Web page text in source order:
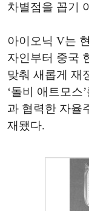
차별점을 꼽기
아이오닉 V는
자인부터 중국
맞춰 새롭게 재
‘돌비 애트모스
과 협력한 자율
재됐다.